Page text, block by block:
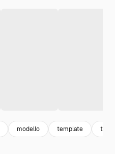
modello template testo